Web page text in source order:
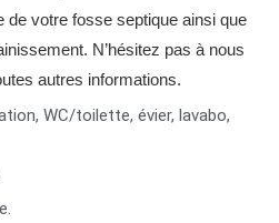
de votre fosse septique ainsi que
N’hésitez pas à nous
autres informations.
WC/toilette, évier, lavabo,